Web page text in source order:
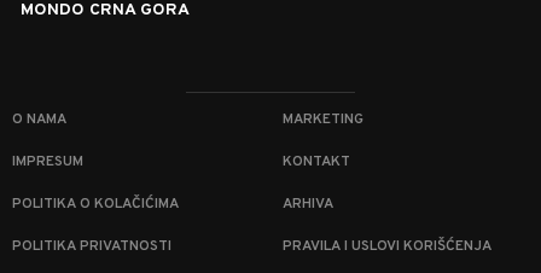
MONDO CRNA GORA
O NAMA MARKETING
IMPRESUM KONTAKT
POLITIKA O KOLAČIĆIMA ARHIVA
POLITIKA PRIVATNOSTI PRAVILA I USLOVI KORIŠĆENJA